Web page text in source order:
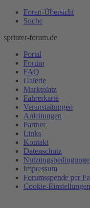
Foren-Übersicht
Suche
sprinter-forum.de
Portal
Forum
FAQ
Galerie
Marktplatz
Fahrerkarte
Veranstaltungen
Anleitungen
Partner
Links
Kontakt
Datenschutz
Impressum
Forumsspende per
Cookie-Einstellungen